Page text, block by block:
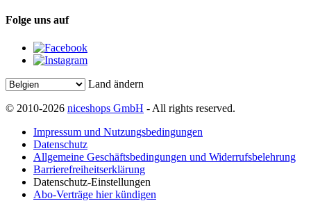
Folge uns auf
Land ändern
© 2010-2026 niceshops GmbH - All rights reserved.
Impressum und Nutzungsbedingungen
Datenschutz
Allgemeine Geschäftsbedingungen und Widerrufsbelehrung
Barrierefreiheitserklärung
Datenschutz-Einstellungen
Abo-Verträge hier kündigen